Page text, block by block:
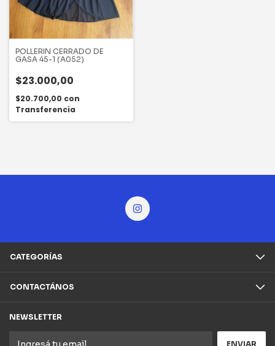
POLLERIN CERRADO DE
GASA 45-1 (A052)
$23.000,00
$20.700,00 con
Transferencia
CATEGORÍAS
CONTACTÁNOS
NEWSLETTER